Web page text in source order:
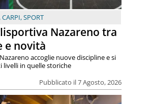
CARPI,SPORT
Nazareno tra
e novità
Pubblicato il 7 Agosto, 2026
accoglie nuove discipline e si
livelli in quelle storiche